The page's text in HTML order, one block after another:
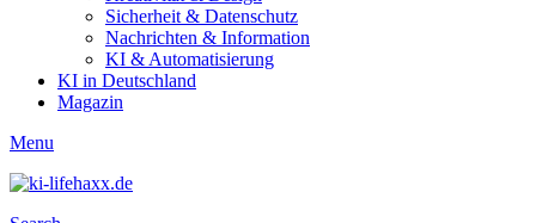
Sicherheit & Datenschutz
Nachrichten & Information
KI & Automatisierung
KI in Deutschland
Magazin
Menu